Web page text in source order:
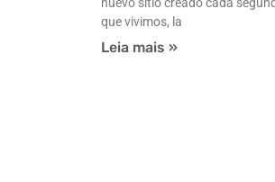
que vivimos, la
Leia mais »